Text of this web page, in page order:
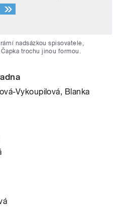
nadsázkou spisovatele,
trochu jinou formou.
Vykoupilová, Blanka